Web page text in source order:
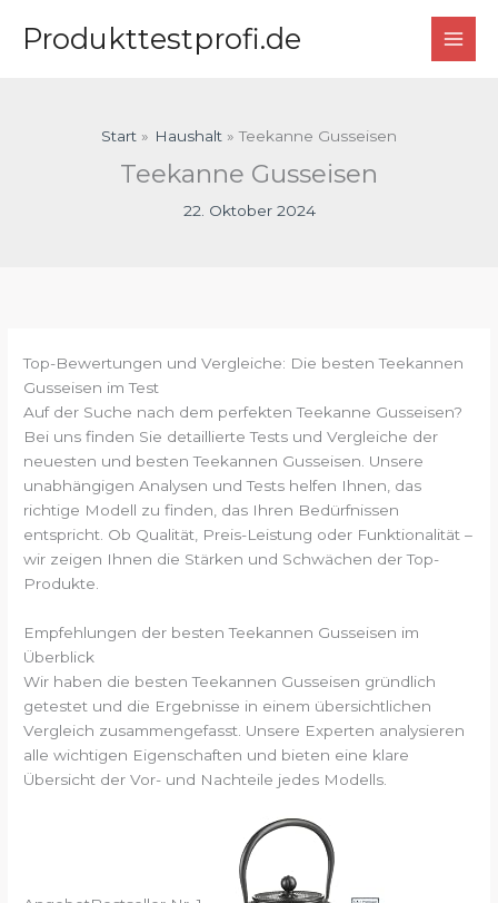
InhaltProdukttestprofi.de
Start Haushalt Teekanne Gusseisen
Teekanne Gusseisen
22. Oktober 2024
Top-Bewertungen und Vergleiche: Die besten Teekannen
Gusseisen im Test
Auf der Suche nach dem perfekten Teekanne Gusseisen?
Bei uns finden Sie detaillierte Tests und Vergleiche der
neuesten und besten Teekannen Gusseisen. Unsere
unabhängigen Analysen und Tests helfen Ihnen, das
richtige Modell zu finden, das Ihren Bedürfnissen
entspricht. Ob Qualität, Preis-Leistung oder Funktionalität –
wir zeigen Ihnen die Stärken und Schwächen der Top-
Produkte.
Empfehlungen der besten Teekannen Gusseisen im
Überblick
Wir haben die besten Teekannen Gusseisen gründlich
getestet und die Ergebnisse in einem übersichtlichen
Vergleich zusammengefasst. Unsere Experten analysieren
alle wichtigen Eigenschaften und bieten eine klare
Übersicht der Vor- und Nachteile jedes Modells.